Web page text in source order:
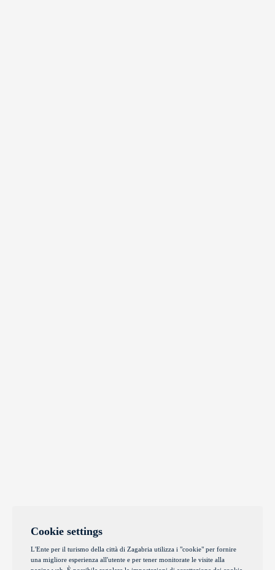
Cookie settings
L'Ente per il turismo della città di Zagabria utilizza i "cookie" per fornire
una migliore esperienza all'utente e per tener monitorate le visite alla